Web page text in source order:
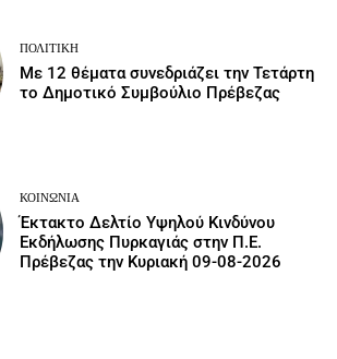
ΠΟΛΙΤΙΚΉ
Με 12 θέματα συνεδριάζει την Τετάρτη
το Δημοτικό Συμβούλιο Πρέβεζας
ΚΟΙΝΩΝΙΑ
Έκτακτο Δελτίο Υψηλού Κινδύνου
Εκδήλωσης Πυρκαγιάς στην Π.Ε.
Πρέβεζας την Κυριακή 09-08-2026